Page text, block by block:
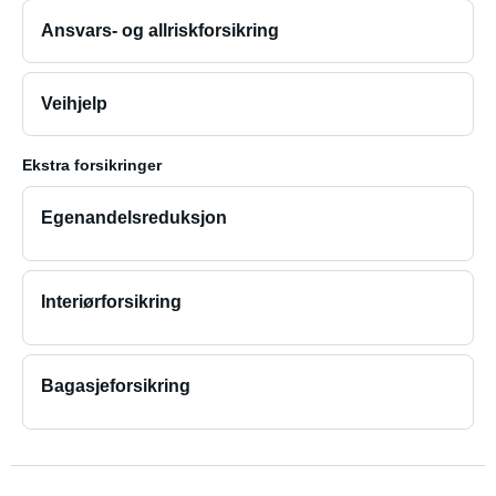
Ansvars- og allriskforsikring
Veihjelp
Ekstra forsikringer
Egenandelsreduksjon
Interiørforsikring
Bagasjeforsikring